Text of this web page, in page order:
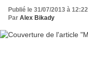
Publié le 31/07/2013 à 12:22
Par Alex Bikady